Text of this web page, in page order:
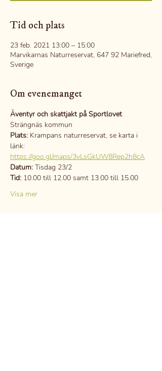
Tid och plats
23 feb. 2021 13:00 – 15:00
Marvikarnas Naturreservat, 647 92 Mariefred,
Sverige
Om evenemanget
Äventyr och skattjakt på Sportlovet
Strängnäs kommun
Plats: Krampans naturreservat, se karta i
länk:
https://goo.gl/maps/3vLsGkUW8Rep2h8cA
Datum: Tisdag 23/2
Tid: 10.00 till 12.00 samt 13.00 till 15.00
Visa mer